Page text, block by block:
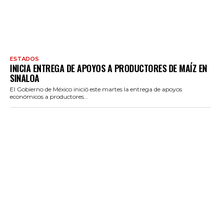
ESTADOS
INICIA ENTREGA DE APOYOS A PRODUCTORES DE MAÍZ EN
SINALOA
El Gobierno de México inició este martes la entrega de apoyos
económicos a productores...